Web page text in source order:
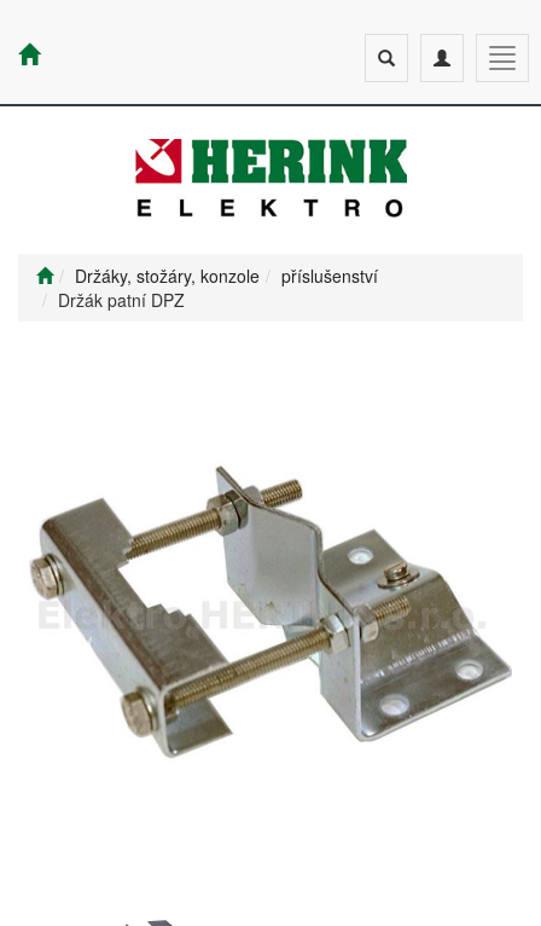
Toggle
navigation
Toggle
search
Držáky, stožáry, konzole
příslušenství
Držák patní DPZ